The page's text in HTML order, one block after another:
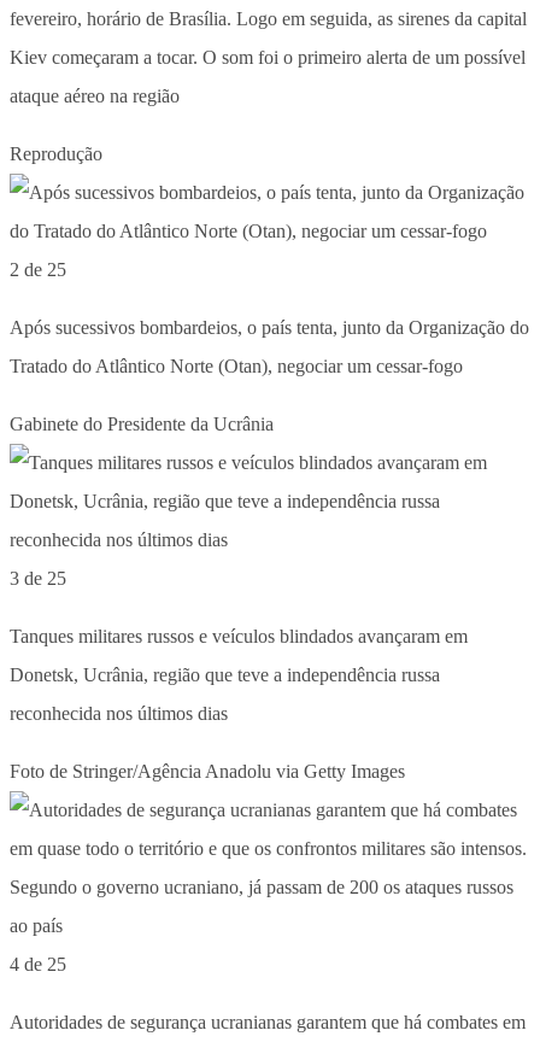
fevereiro, horário de Brasília. Logo em seguida, as sirenes da capital
Kiev começaram a tocar. O som foi o primeiro alerta de um possível
ataque aéreo na região
Reprodução
2 de 25
Após sucessivos bombardeios, o país tenta, junto da Organização do
Tratado do Atlântico Norte (Otan), negociar um cessar-fogo
Gabinete do Presidente da Ucrânia
3 de 25
Tanques militares russos e veículos blindados avançaram em
Donetsk, Ucrânia, região que teve a independência russa
reconhecida nos últimos dias
Foto de Stringer/Agência Anadolu via Getty Images
4 de 25
Autoridades de segurança ucranianas garantem que há combates em